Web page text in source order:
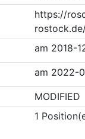
https://
am 2018-
am 2022-
MODIFIED
1